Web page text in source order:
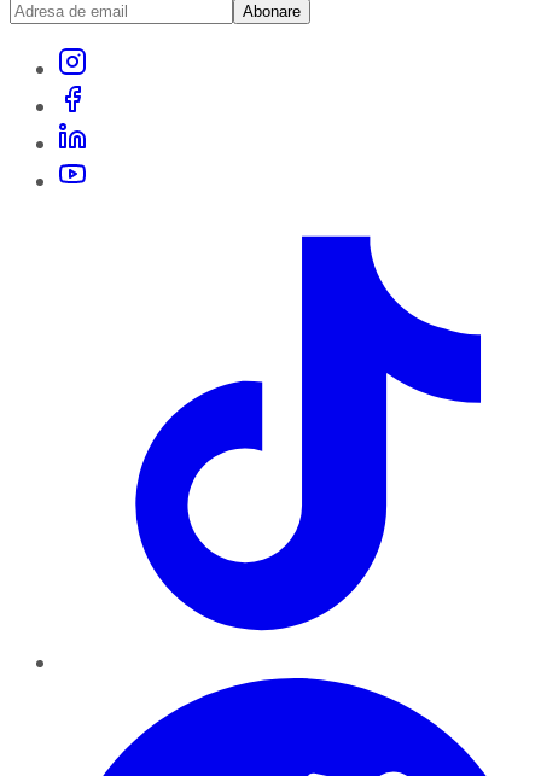
Abonare